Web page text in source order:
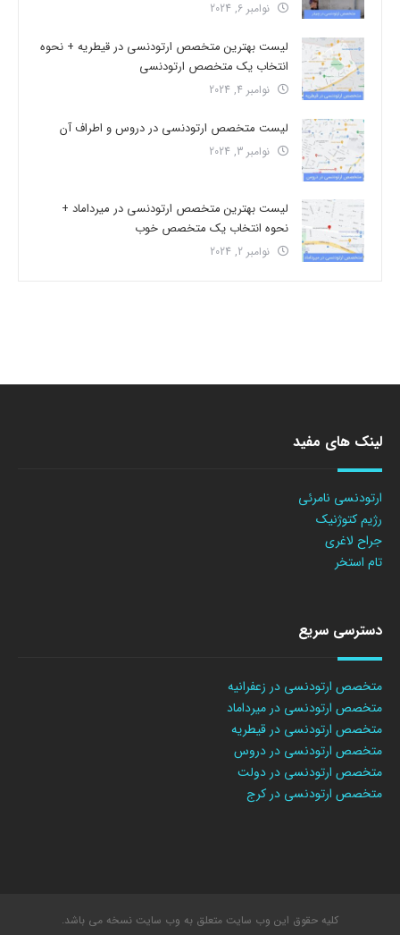
نوامبر 6, 2024
لیست بهترین متخصص ارتودنسی در قیطریه + نحوه
انتخاب یک متخصص ارتودنسی
نوامبر 4, 2024
لیست متخصص ارتودنسی در دروس و اطراف آن
نوامبر 3, 2024
لیست بهترین متخصص ارتودنسی در میرداماد +
نحوه انتخاب یک متخصص خوب
نوامبر 2, 2024
لینک های مفید
ارتودنسی نامرئی
رژیم کتوژنیک
جراح لاغری
تام استخر
دسترسی سریع
متخصص ارتودنسی در زعفرانیه
متخصص ارتودنسی در میرداماد
متخصص ارتودنسی در قیطریه
متخصص ارتودنسی در دروس
متخصص ارتودنسی در دولت
متخصص ارتودنسی در کرج
کلیه حقوق این وب سایت متعلق به وب سایت نسخه می باشد.